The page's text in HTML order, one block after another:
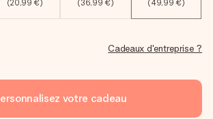
(20,99 €) (36,99 €) (49,99 €)
Cadeaux d'entreprise ?
votre cadeau